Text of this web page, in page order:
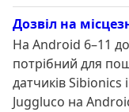
Дозвіл на
На Android 6–11
потрібний для
датчиків Sibionics
Juggluco на